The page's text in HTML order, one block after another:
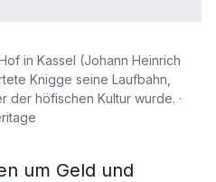
in Kassel (Johann Heinrich
Knigge seine Laufbahn,
der höfischen Kultur wurde. ·
um Geld und